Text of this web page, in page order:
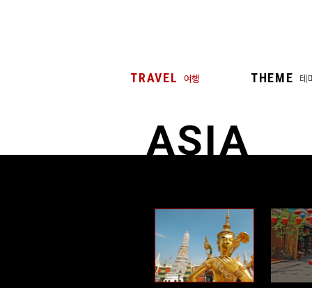
TRAVEL 여행 THEME 테
ASIA